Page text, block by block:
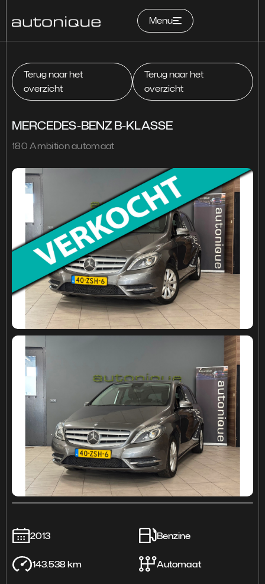
Menu
Home
Occasions
Services
Contact
Garantie
Terug naar het
overzicht
Terug naar het
overzicht
MERCEDES-BENZ B-KLASSE
180 Ambition automaat
2013 Benzine
143.538 km Automaat